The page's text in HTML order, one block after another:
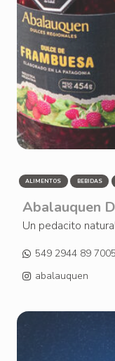
ALIMENTOS BEBIDAS
Abalauquen
Un pedacito
549 2944 89 7005
abalauquen